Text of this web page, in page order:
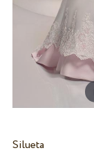
Silueta